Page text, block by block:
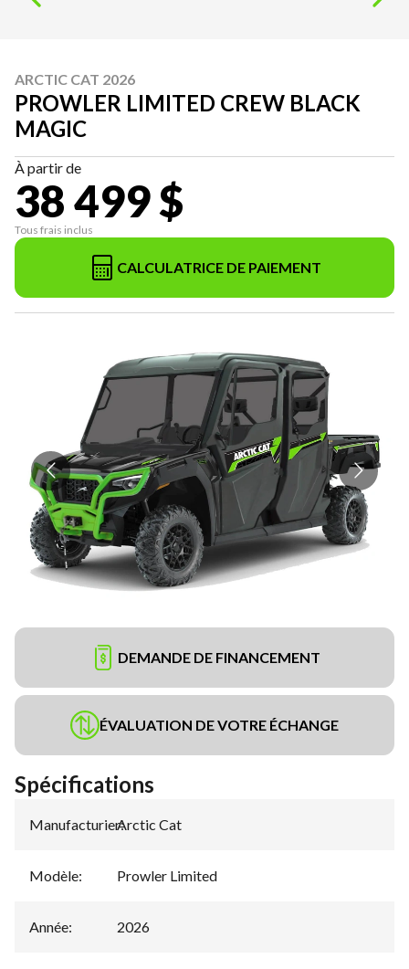
ARCTIC CAT 2026
PROWLER LIMITED CREW BLACK
MAGIC
À partir de
38 499 $
Tous frais inclus
CALCULATRICE DE PAIEMENT
DEMANDE DE FINANCEMENT
ÉVALUATION DE VOTRE ÉCHANGE
Spécifications
Manufacturier:
Arctic Cat
Modèle: Prowler Limited
Année: 2026